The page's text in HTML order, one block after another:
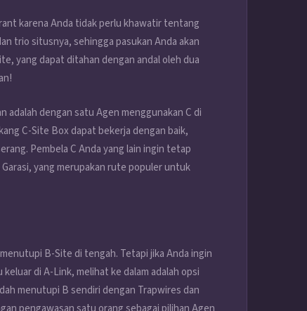
karena Anda tidak perlu khawatir tentang
trio situsnya, sehingga pasukan Anda akan
yang dapat ditahan dengan andal oleh dua
adalah dengan satu Agen menggunakan C di
C-Site Box dapat bekerja dengan baik,
Pembela C Anda yang lain ingin tetap
yang merupakan rute populer untuk
B-Site di tengah. Tetapi jika Anda ingin
di A-Link, melihat ke dalam adalah opsi
menutupi B sendiri dengan Trapwires dan